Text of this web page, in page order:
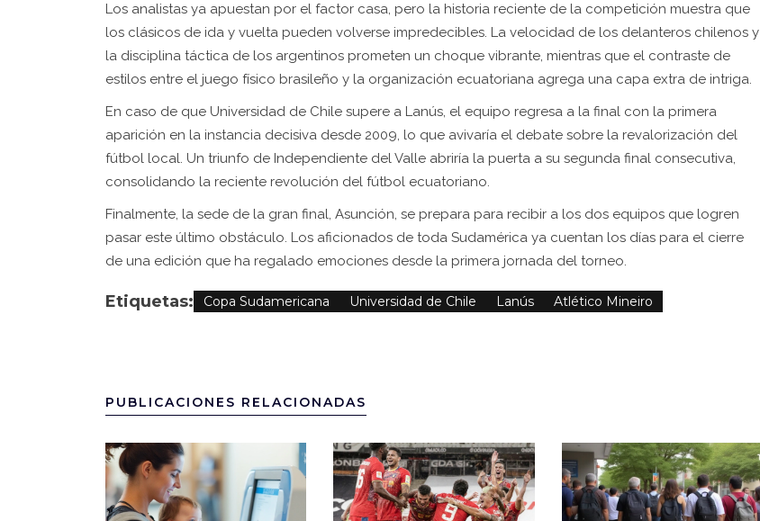
Los analistas ya apuestan por el factor casa, pero la historia reciente de la competición muestra que
los clásicos de ida y vuelta pueden volverse impredecibles. La velocidad de los delanteros chilenos y
la disciplina táctica de los argentinos prometen un choque vibrante, mientras que el contraste de
estilos entre el juego físico brasileño y la organización ecuatoriana agrega una capa extra de intriga.
En caso de que Universidad de Chile supere a Lanús, el equipo regresa a la final con la primera
aparición en la instancia decisiva desde 2009, lo que avivaría el debate sobre la revalorización del
fútbol local. Un triunfo de Independiente del Valle abriría la puerta a su segunda final consecutiva,
consolidando la reciente revolución del fútbol ecuatoriano.
Finalmente, la sede de la gran final, Asunción, se prepara para recibir a los dos equipos que logren
pasar este último obstáculo. Los aficionados de toda Sudamérica ya cuentan los días para el cierre
de una edición que ha regalado emociones desde la primera jornada del torneo.
Etiquetas: Copa Sudamericana Universidad de Chile Lanús Atlético Mineiro
PUBLICACIONES RELACIONADAS